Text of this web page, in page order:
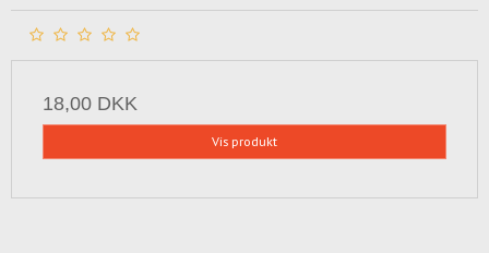
18,00 DKK
Vis produkt